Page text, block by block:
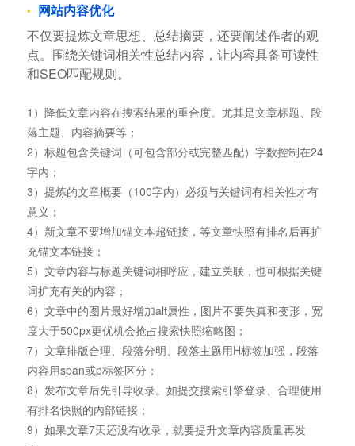
网站内容优化
不仅要提炼文章思想、总结摘要，还要阐述作者的观
点。围绕关键词相关性总结内容，让内容具备可读性
和SEO匹配规则。
1）降低文章内容在搜索结果的重合度。尤其是文章标题、段
落主题、内容摘要等；
2）标题包含关键词（可包含部分或完整匹配）字数控制在24
字内；
3）提炼的文章概要（100字内）必须与关键词有相关性才有
意义；
4）新文章不要增加锚文本超链接，等文章快照有排名后再扩
充锚文本链接；
5）文章内容与标题关键词相呼应，建立关联，也可根据关键
词扩充有关的内容；
6）文章中的图片最好增加alt属性，图片不要失真和变形，宽
度大于500px更优机会抢占搜索快照缩略图；
7）文章排版合理、段落分明、段落主题用H标签加强，段落
内容用span或p标签区分；
8）发布文章后先引导收录。如提交搜索引擎登录、合理使用
有排名快照的内部链接；
9）如果文章7天还没有收录，就要提升文章内容质量再发